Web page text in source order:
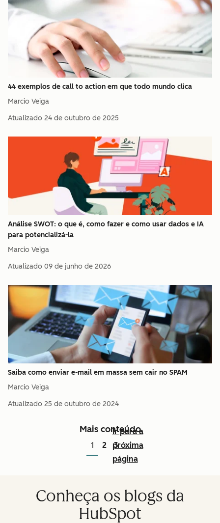
44 exemplos de call to action em que todo mundo clica
Marcio Veiga
Atualizado 24 de outubro de 2025
Análise SWOT: o que é, como fazer e como usar dados e IA
para potencializá-la
Marcio Veiga
Atualizado 09 de junho de 2026
Saiba como enviar e-mail em massa sem cair no SPAM
Marcio Veiga
Atualizado 25 de outubro de 2024
Mais conteúdo
1 2 3
Ir para a
próxima
página
Conheça os blogs da
HubSpot